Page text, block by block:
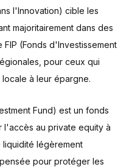
l'Innovation) cible les
majoritairement dans des
(Fonds d'Investissement
pour ceux qui
à leur épargne.
Fund) est un fonds
l'accès au private equity à
légèrement
pour protéger les